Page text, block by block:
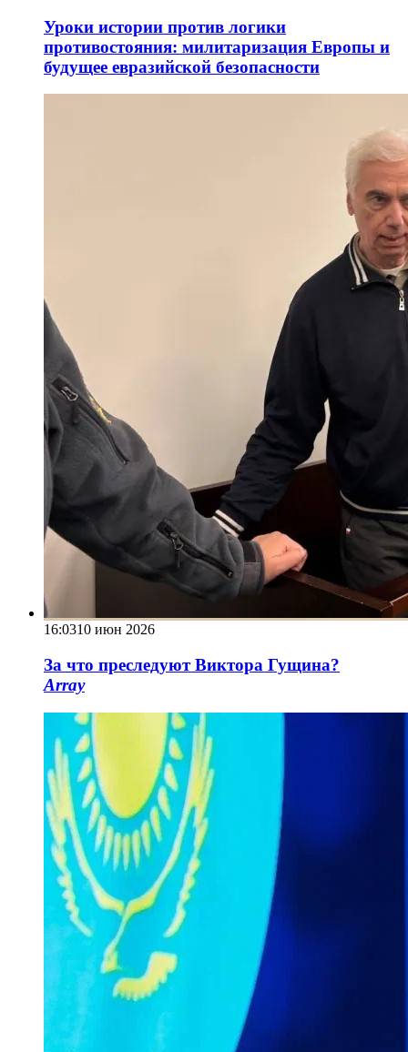
Уроки истории против логики
противостояния: милитаризация Европы и
будущее евразийской безопасности
16:0310 июн 2026
За что преследуют Виктора Гущина?
Array